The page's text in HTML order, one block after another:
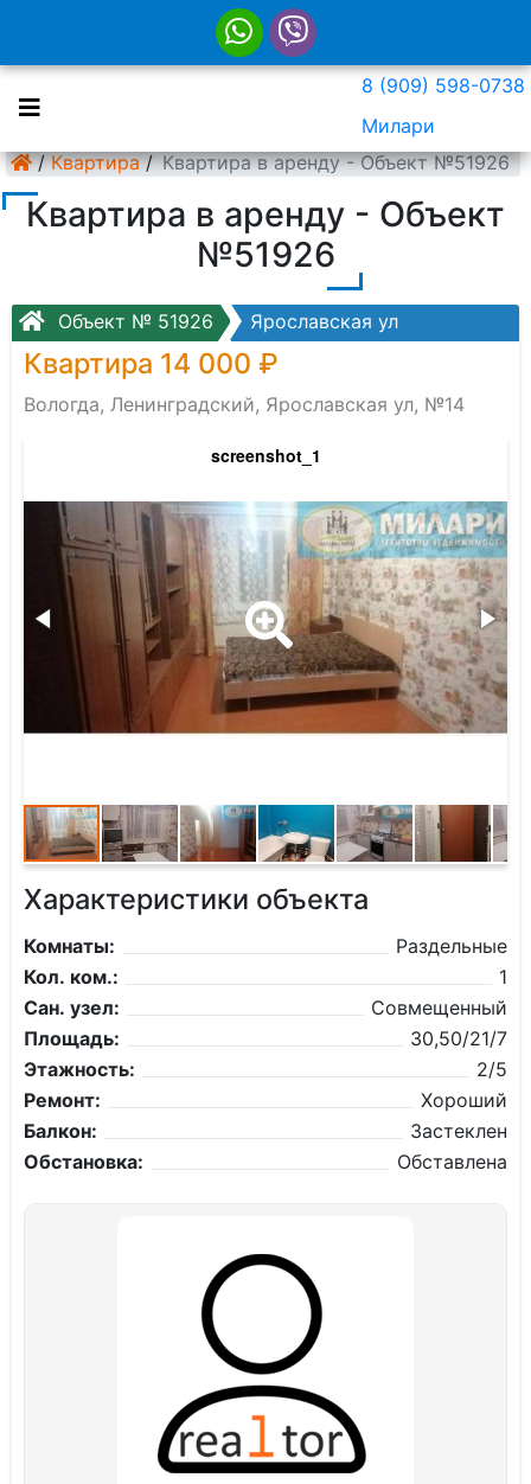
8 (909) 598-0738
Милари
/ Квартира / Квартира в аренду - Объект №51926
Квартира в аренду - Объект
№51926
Объект № 51926 Ярославская ул
Квартира 14 000 ₽
Вологда, Ленинградский, Ярославская ул, №14
screenshot_1
Характеристики объекта
Комнаты:
Раздельные
Кол. ком.:
1
Сан. узел:
Совмещенный
Площадь:
30,50/21/7
Этажность:
2/5
Ремонт:
Хороший
Балкон:
Застеклен
Обстановка:
Обставлена